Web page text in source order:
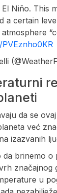
Niño. This
a certain
da se
već
izazvanih
brinemo o
značajnog
u